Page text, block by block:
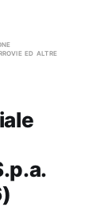
Atac -
ed altre